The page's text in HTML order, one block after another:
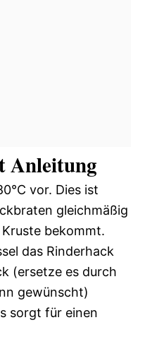
Anleitung
vor. Dies ist
gleichmäßig
bekommt.
das Rinderhack
(ersetze es durch
gewünscht)
sorgt für einen